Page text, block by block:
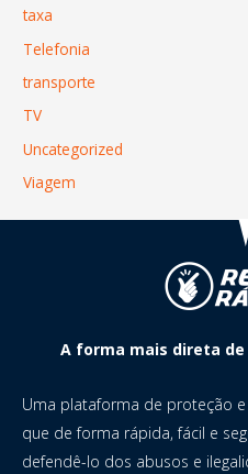
taxa
Telefonia
transporte
TV
Uncategorized
Viagem
A forma mais direta
Uma plataforma de proteção
que de forma rápida, fácil e
defendê-lo dos abusos e